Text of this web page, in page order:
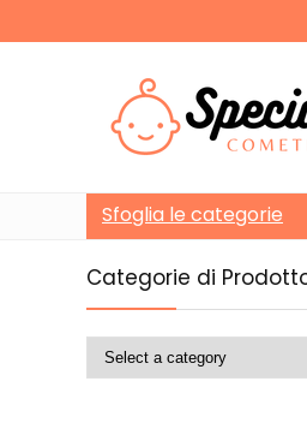
Sfoglia le categorie
Categorie di